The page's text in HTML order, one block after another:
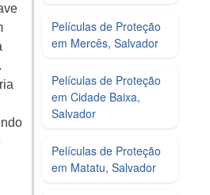
Películas de Proteção
em Mercês, Salvador
Películas de Proteção
em Cidade Baixa,
Salvador
Películas de Proteção
em Matatu, Salvador